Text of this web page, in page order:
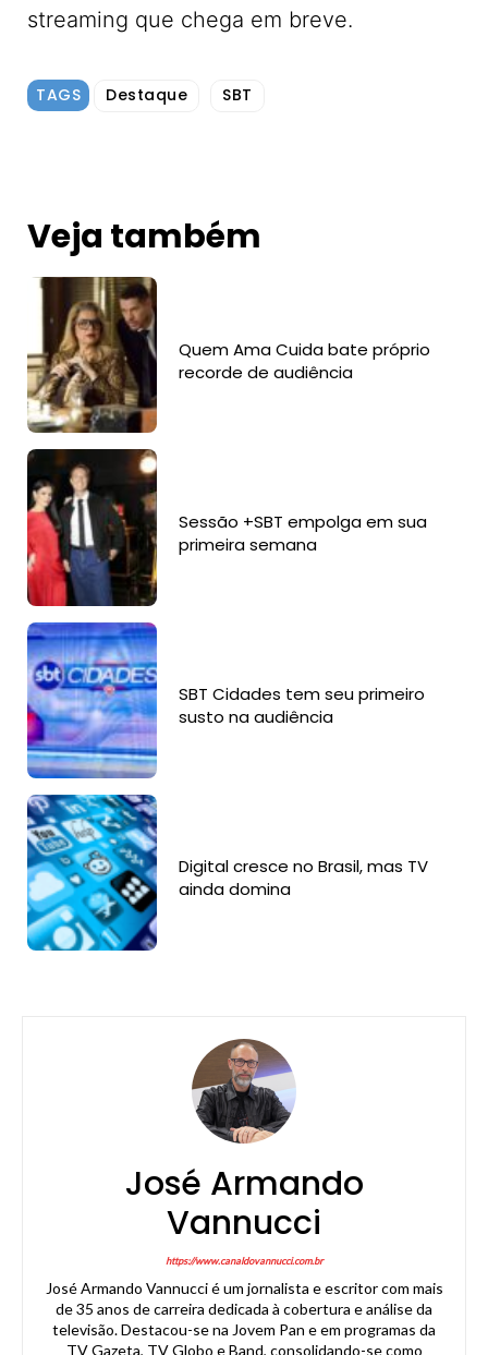
streaming que chega em breve.
TAGS Destaque SBT
Veja também
Quem Ama Cuida bate próprio
recorde de audiência
Sessão +SBT empolga em sua
primeira semana
SBT Cidades tem seu primeiro
susto na audiência
Digital cresce no Brasil, mas TV
ainda domina
José Armando
Vannucci
https://www.canaldovannucci.com.br
José Armando Vannucci é um jornalista e escritor com mais
de 35 anos de carreira dedicada à cobertura e análise da
televisão. Destacou-se na Jovem Pan e em programas da
TV Gazeta, TV Globo e Band, consolidando-se como